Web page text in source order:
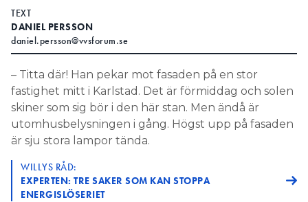
TEXT
DANIEL PERSSON
daniel.persson@vvsforum.se
– Titta där! Han pekar mot fasaden på en stor
fastighet mitt i Karlstad. Det är förmiddag och solen
skiner som sig bör i den här stan. Men ändå är
utomhusbelysningen i gång. Högst upp på fasaden
är sju stora lampor tända.
WILLYS RÅD:
EXPERTEN: TRE SAKER SOM KAN STOPPA
ENERGISLÖSERIET